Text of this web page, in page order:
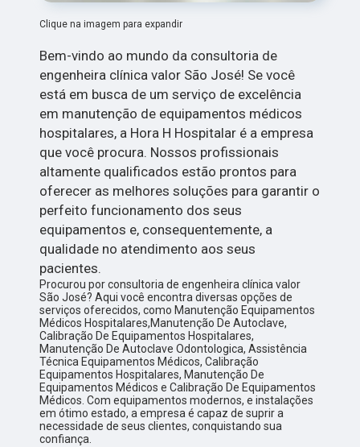
Clique na imagem para expandir
Bem-vindo ao mundo da consultoria de
engenheira clínica valor São José! Se você
está em busca de um serviço de excelência
em manutenção de equipamentos médicos
hospitalares, a Hora H Hospitalar é a empresa
que você procura. Nossos profissionais
altamente qualificados estão prontos para
oferecer as melhores soluções para garantir o
perfeito funcionamento dos seus
equipamentos e, consequentemente, a
qualidade no atendimento aos seus
pacientes.
Procurou por consultoria de engenheira clínica valor
São José? Aqui você encontra diversas opções de
serviços oferecidos, como Manutenção Equipamentos
Médicos Hospitalares,Manutenção De Autoclave,
Calibração De Equipamentos Hospitalares,
Manutenção De Autoclave Odontologica, Assistência
Técnica Equipamentos Médicos, Calibração
Equipamentos Hospitalares, Manutenção De
Equipamentos Médicos e Calibração De Equipamentos
Médicos. Com equipamentos modernos, e instalações
em ótimo estado, a empresa é capaz de suprir a
necessidade de seus clientes, conquistando sua
confiança.